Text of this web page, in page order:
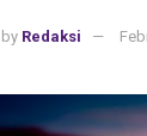
by Redaksi